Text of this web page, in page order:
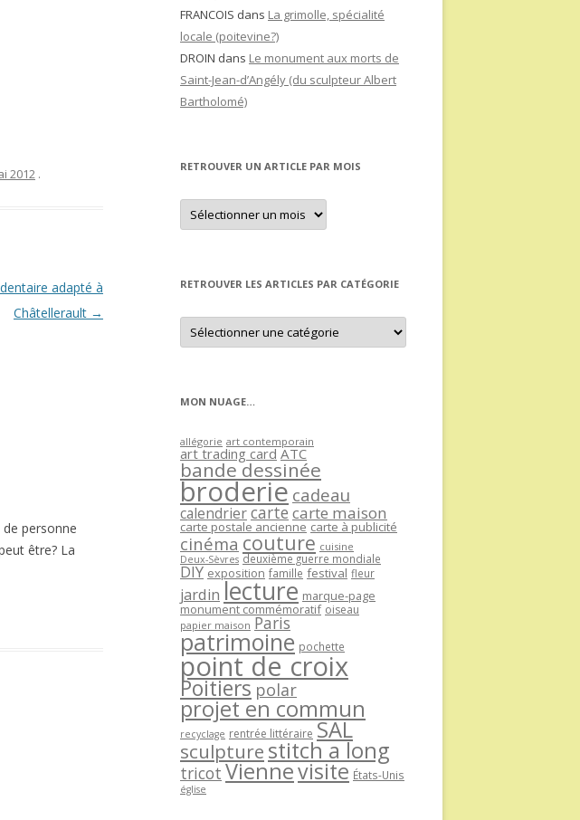
2012 .
adapté à
Châtellerault →
personne
être? La
FRANCOIS dans La grimolle, spécialité
locale (poitevine?)
DROIN dans Le monument aux morts de
Saint-Jean-d’Angély (du sculpteur Albert
Bartholomé)
RETROUVER UN ARTICLE PAR MOIS
Retrouver
un
article
RETROUVER LES ARTICLES PAR CATÉGORIE
Retrouver
les
articles
MON NUAGE…
allégorie art contemporain
art trading card ATC
bande dessinée
broderie cadeau
calendriercartecarte maison
carte postale ancienne carte à publicité
cinéma couture cuisine
Deux-Sèvres deuxième guerre mondiale
DIY exposition famille festival fleur
jardin lecture marque-page
monument commémoratif oiseau
papier maison Paris
patrimoine pochette
point de croix
Poitiers polar
projet en commun
recyclage rentrée littéraire SAL
sculpture stitch a long
tricot Viennevisite États-Unis
église